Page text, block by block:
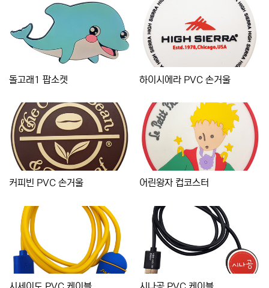
돌고래1 팝소켓 하이시에라 PVC 손거울
커피빈 PVC 손거울 어린왕자 컵코스터